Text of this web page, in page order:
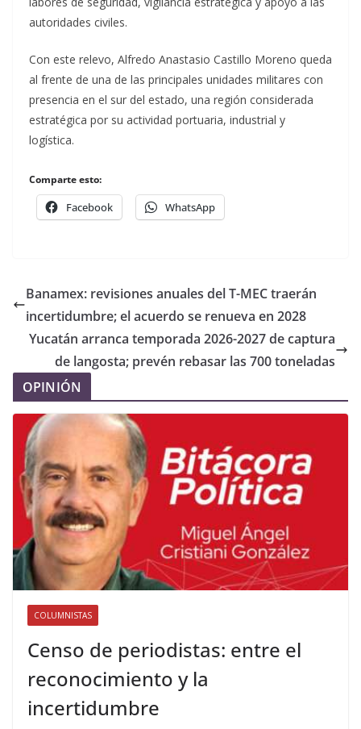
autoridades civiles.
Con este relevo, Alfredo Anastasio Castillo Moreno queda
al frente de una de las principales unidades militares con
presencia en el sur del estado, una región considerada
estratégica por su actividad portuaria, industrial y
logística.
Comparte esto:
Facebook WhatsApp
Banamex: revisiones anuales del T-MEC traerán
incertidumbre; el acuerdo se renueva en 2028
Yucatán arranca temporada 2026-2027 de captura
de langosta; prevén rebasar las 700 toneladas
OPINIÓN
COLUMNISTAS
Censo de periodistas: entre el
reconocimiento y la
incertidumbre